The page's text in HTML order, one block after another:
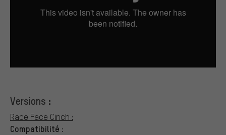
Versions :
Race Face Cinch :
Compatibilité :